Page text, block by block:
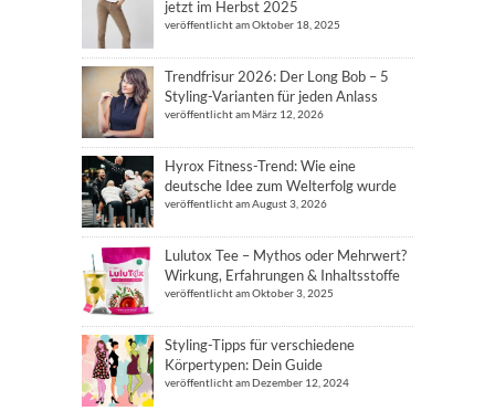
jetzt im Herbst 2025
veröffentlicht am Oktober 18, 2025
Trendfrisur 2026: Der Long Bob – 5
Styling-Varianten für jeden Anlass
veröffentlicht am März 12, 2026
Hyrox Fitness-Trend: Wie eine
deutsche Idee zum Welterfolg wurde
veröffentlicht am August 3, 2026
Lulutox Tee – Mythos oder Mehrwert?
Wirkung, Erfahrungen & Inhaltsstoffe
veröffentlicht am Oktober 3, 2025
Styling-Tipps für verschiedene
Körpertypen: Dein Guide
veröffentlicht am Dezember 12, 2024